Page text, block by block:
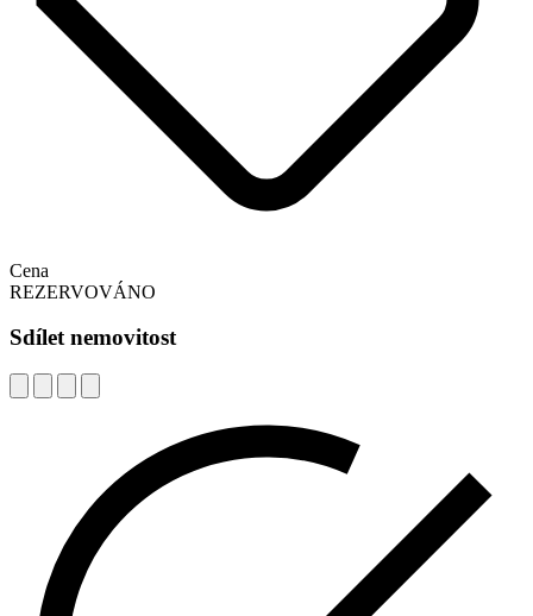
Cena
REZERVOVÁNO
Sdílet nemovitost